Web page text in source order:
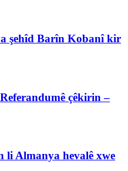
şehîd Barîn Kobanî kir
çêkirin –
li Almanya hevalê xwe